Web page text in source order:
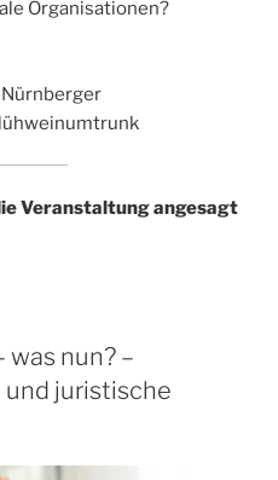
Organisationen?
Veranstaltung angesagt
was nun? –
juristische